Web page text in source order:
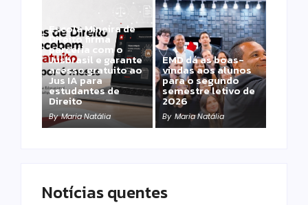
Escola Mineira de
Direito firma
parceria com o
Jusbrasil e garante
acesso gratuito ao
Jus IA para
estudantes de
Direito
By Maria Natália
EMD dá as boas-
vindas aos alunos
para o segundo
semestre letivo de
2026
By Maria Natália
Notícias quentes